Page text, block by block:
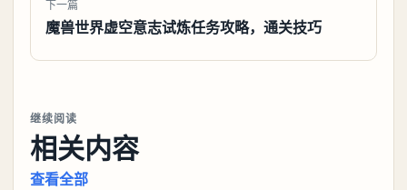
下一篇
魔兽世界虚空意志试炼任务攻略，通关技巧
继续阅读
相关内容
查看全部